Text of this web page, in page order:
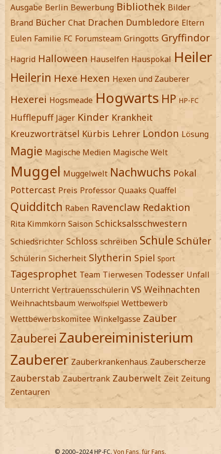
Ausgabe Berlin Bewerbung Bibliothek Bilder
Brand Bücher Chat Drachen Dumbledore Eltern
Eulen Familie FC Forumsteam Gringotts Gryffindor
Hagrid Halloween Hauselfen Hauspokal Heiler
Heilerin Hexe Hexen Hexen und Zauberer
Hexerei Hogsmeade Hogwarts HP HP-FC
Hufflepuff Jäger Kinder Krankheit
Kreuzworträtsel Kürbis Lehrer London Lösung
Magie Magische Medien Magische Welt
Muggel Muggelwelt Nachwuchs Pokal
Pottercast Preis Professor Quaaks Quaffel
Quidditch Raben Ravenclaw Redaktion
Rita Kimmkorn Saison Schicksalsschwestern
Schiedsrichter Schloss schreiben Schule Schüler
Schülerin Sicherheit Slytherin Spiel Sport
Tagesprophet Team Tierwesen Todesser Unfall
Unterricht Vertrauensschülerin VS Weihnachten
Weihnachtsbaum Werwolfspiel Wettbewerb
Wettbewerbskomitee Winkelgasse Zauber
Zauberei Zaubereiministerium
Zauberer Zauberkrankenhaus Zauberscherze
Zauberstab Zaubertrank Zauberwelt Zeit Zeitung
Zentauren
© 2000–2024 HP-FC. Von Fans, für Fans.